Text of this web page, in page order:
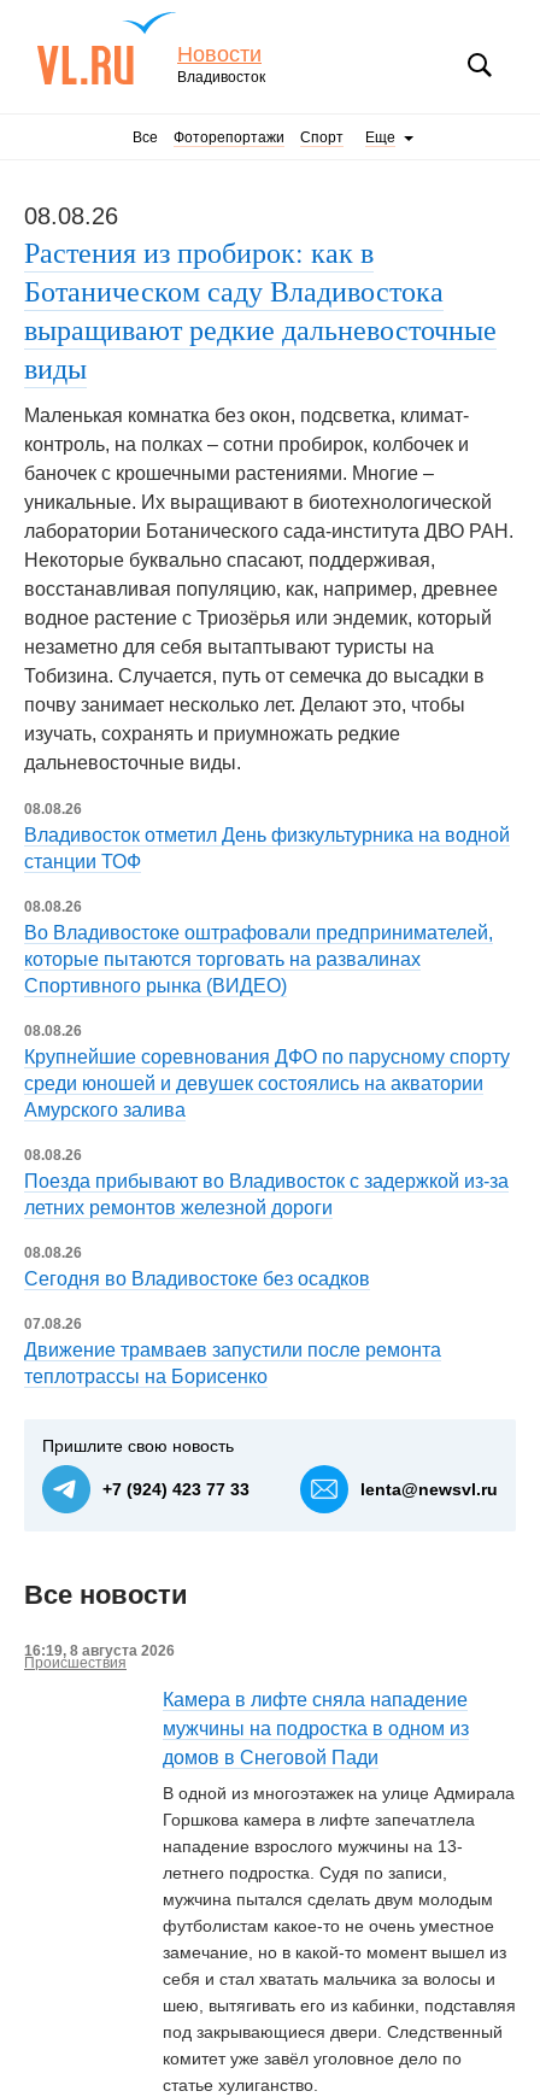
Новости
Владивосток
Все Фоторепортажи Спорт Еще
08.08.26
Растения из пробирок: как в
Ботаническом саду Владивостока
выращивают редкие дальневосточные
виды
Маленькая комнатка без окон, подсветка, климат-
контроль, на полках – сотни пробирок, колбочек и
баночек с крошечными растениями. Многие –
уникальные. Их выращивают в биотехнологической
лаборатории Ботанического сада-института ДВО РАН.
Некоторые буквально спасают, поддерживая,
восстанавливая популяцию, как, например, древнее
водное растение с Триозёрья или эндемик, который
незаметно для себя вытаптывают туристы на
Тобизина. Случается, путь от семечка до высадки в
почву занимает несколько лет. Делают это, чтобы
изучать, сохранять и приумножать редкие
дальневосточные виды.
08.08.26
Владивосток отметил День физкультурника на водной
станции ТОФ
08.08.26
Во Владивостоке оштрафовали предпринимателей,
которые пытаются торговать на развалинах
Спортивного рынка (ВИДЕО)
08.08.26
Крупнейшие соревнования ДФО по парусному спорту
среди юношей и девушек состоялись на акватории
Амурского залива
08.08.26
Поезда прибывают во Владивосток с задержкой из-за
летних ремонтов железной дороги
08.08.26
Сегодня во Владивостоке без осадков
07.08.26
Движение трамваев запустили после ремонта
теплотрассы на Борисенко
Пришлите свою новость
+7 (924) 423 77 33 lenta@newsvl.ru
Все новости
16:19, 8 августа 2026
Происшествия
Камера в лифте сняла нападение
мужчины на подростка в одном из
домов в Снеговой Пади
В одной из многоэтажек на улице Адмирала
Горшкова камера в лифте запечатлела
нападение взрослого мужчины на 13-
летнего подростка. Судя по записи,
мужчина пытался сделать двум молодым
футболистам какое-то не очень уместное
замечание, но в какой-то момент вышел из
себя и стал хватать мальчика за волосы и
шею, вытягивать его из кабинки, подставляя
под закрывающиеся двери. Следственный
комитет уже завёл уголовное дело по
статье хулиганство.